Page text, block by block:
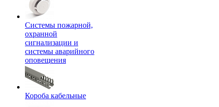
Системы пожарной,
охранной
сигнализации и
системы аварийного
оповещения
Короба кабельные